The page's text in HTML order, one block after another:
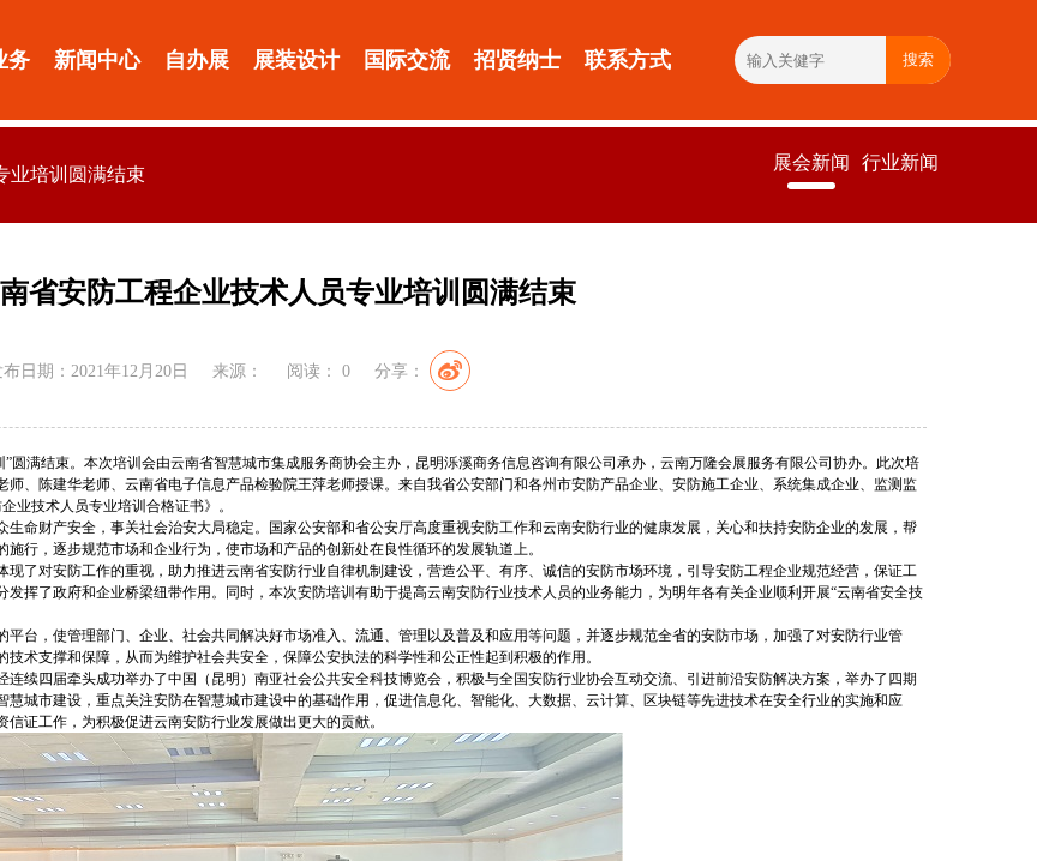
务 新闻中心 自办展 展装设计 国际交流 招贤纳士 联系方式 搜索
业培训圆满结束
展会新闻 行业新闻
省安防工程企业技术人员专业培训圆满结束
布日期：2021年12月20日 来源： 阅读： 0 分享：
圆满结束。本次培训会由云南省智慧城市集成服务商协会主办，昆明泺溪商务信息咨询有限公司承办，云南万隆会展服务有限公司协办。此次培
、陈建华老师、云南省电子信息产品检验院王萍老师授课。来自我省公安部门和各州市安防产品企业、安防施工企业、系统集成企业、监测监
业技术人员专业培训合格证书》。
命财产安全，事关社会治安大局稳定。国家公安部和省公安厅高度重视安防工作和云南安防行业的健康发展，关心和扶持安防企业的发展，帮
行，逐步规范市场和企业行为，使市场和产品的创新处在良性循环的发展轨道上。
了对安防工作的重视，助力推进云南省安防行业自律机制建设，营造公平、有序、诚信的安防市场环境，引导安防工程企业规范经营，保证工
挥了政府和企业桥梁纽带作用。同时，本次安防培训有助于提高云南安防行业技术人员的业务能力，为明年各有关企业顺利开展“云南省安全技
台，使管理部门、企业、社会共同解决好市场准入、流通、管理以及普及和应用等问题，并逐步规范全省的安防市场，加强了对安防行业管
术支撑和保障，从而为维护社会共安全，保障公安执法的科学性和公正性起到积极的作用。
续四届牵头成功举办了中国（昆明）南亚社会公共安全科技博览会，积极与全国安防行业协会互动交流、引进前沿安防解决方案，举办了四期
城市建设，重点关注安防在智慧城市建设中的基础作用，促进信息化、智能化、大数据、云计算、区块链等先进技术在安全行业的实施和应
证工作，为积极促进云南安防行业发展做出更大的贡献。